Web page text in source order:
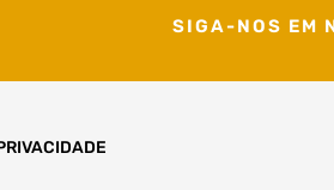
SIGA-NOS EM